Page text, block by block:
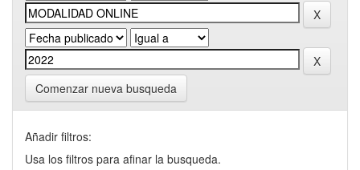
Comenzar nueva busqueda
Añadir filtros:
Usa los filtros para afinar la busqueda.